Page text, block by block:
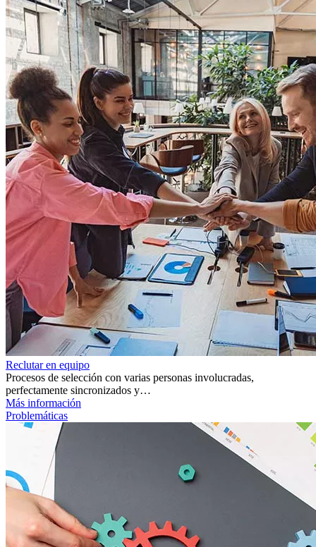
Reclutar en equipo
Procesos de selección con varias personas involucradas,
perfectamente sincronizados y…
Más información
Problemáticas